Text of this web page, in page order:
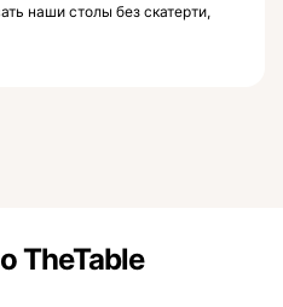
наши столы без скатерти,
TheTable